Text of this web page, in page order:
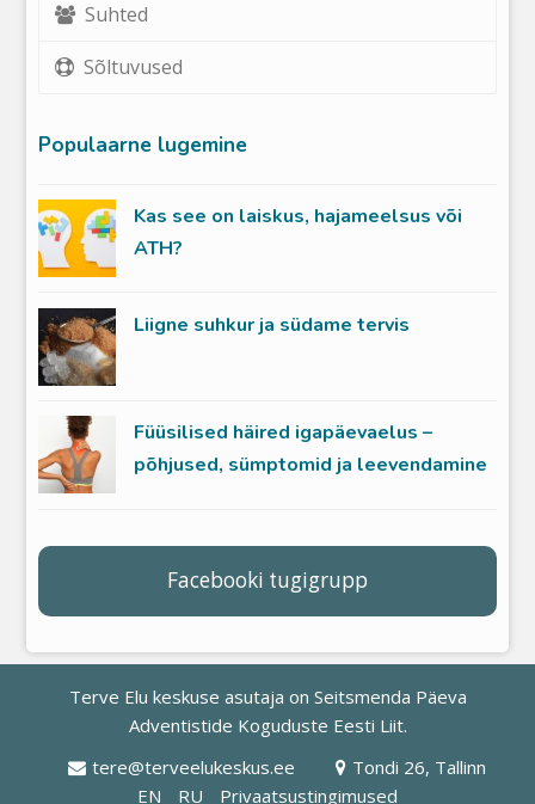
Suhted
Sõltuvused
Populaarne lugemine
Kas see on laiskus, hajameelsus või
ATH?
Liigne suhkur ja südame tervis
Füüsilised häired igapäevaelus –
põhjused, sümptomid ja leevendamine
Facebooki tugigrupp
Terve Elu keskuse asutaja on Seitsmenda Päeva
Adventistide Koguduste Eesti Liit.
tere@terveelukeskus.ee
Tondi 26, Tallinn
EN
RU Privaatsustingimused